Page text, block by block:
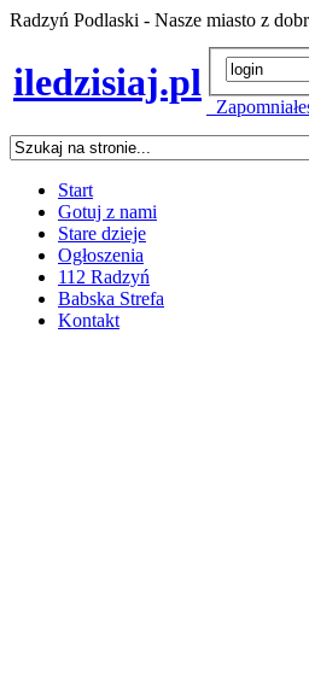
Radzyń Podlaski - Nasze miasto z
iledzisiaj.pl
Start
Gotuj z nami
Stare dzieje
Ogłoszenia
112 Radzyń
Babska Strefa
Kontakt